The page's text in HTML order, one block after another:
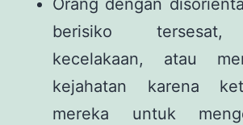
Orang dengan
berisiko tersesat,
kecelakaan, atau
kejahatan karena
mereka untuk